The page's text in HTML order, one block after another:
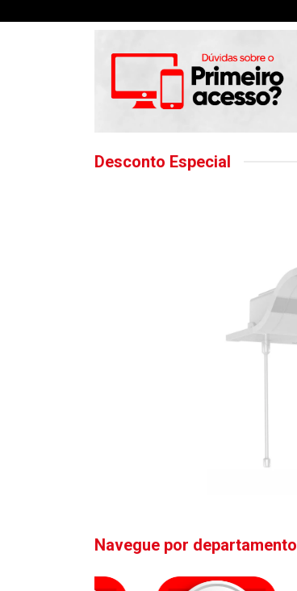
Desconto Especial
Navegue por departamento